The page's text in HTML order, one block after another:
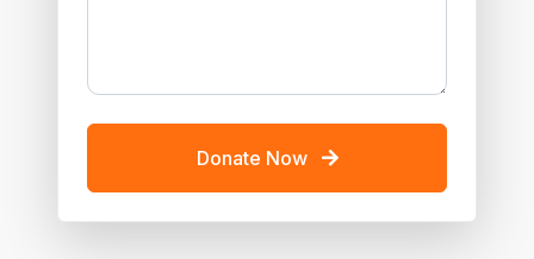
Donate Now